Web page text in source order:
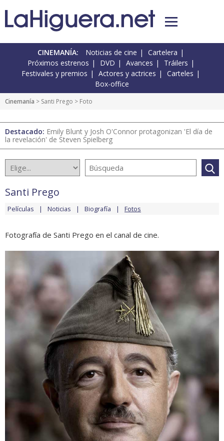
CINEMANÍA: Noticias de cine
Cartelera
Próximos estrenos
DVD Avances
Tráilers
Festivales y premios
Actores y actrices
Carteles
Box-office
Cinemanía > Santi Prego > Foto
Destacado: Emily Blunt y Josh O'Connor protagonizan 'El día de
la revelación' de Steven Spielberg
Santi Prego
Películas Noticias Biografía Fotos
Fotografía de Santi Prego en el canal de cine.